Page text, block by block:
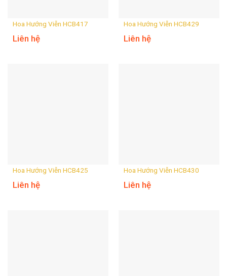
Hoa Hướng Viễn HCB417
Liên hệ
Hoa Hướng Viễn HCB429
Liên hệ
Hoa Hướng Viễn HCB425
Liên hệ
Hoa Hướng Viễn HCB430
Liên hệ